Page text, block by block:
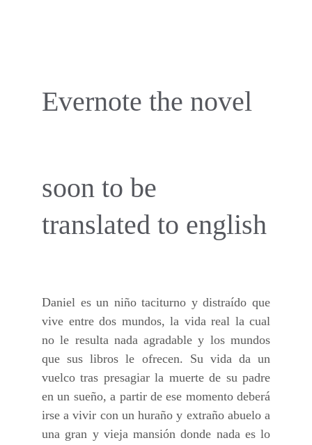
Evernote the novel
Daniel es un niño taciturno y distraído que
vive entre dos mundos, la vida real la cual
no le resulta nada agradable y los mundos
que sus libros le ofrecen. Su vida da un
vuelco tras presagiar la muerte de su padre
en un sueño, a partir de ese momento deberá
irse a vivir con un huraño y extraño abuelo a
una gran y vieja mansión donde nada es lo
soon to be
translated to english